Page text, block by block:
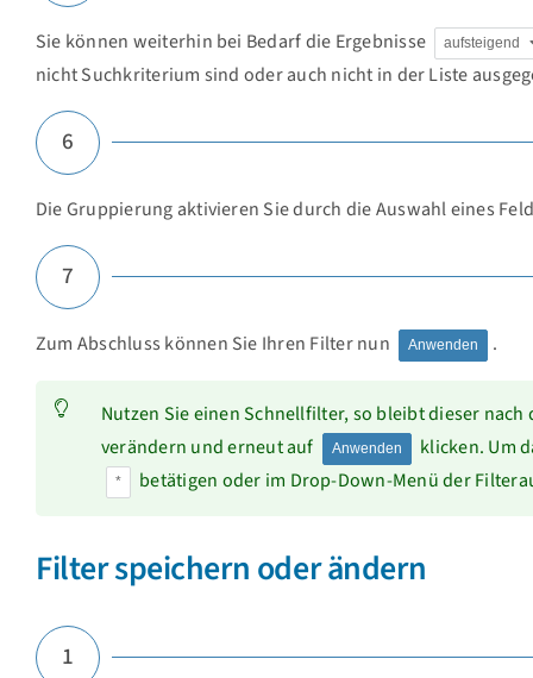
Sie können weiterhin bei Bedarf die Ergebnisse aufsteigend
nicht Suchkriterium sind oder auch nicht in der Liste
6
Die Gruppierung aktivieren Sie durch die Auswahl eines
7
Zum Abschluss können Sie Ihren Filter nun Anwenden .
Nutzen Sie einen Schnellfilter, so bleibt dieser nach
verändern und erneut auf
Anwenden klicken. Um
* betätigen oder im Drop-Down-Menü der
Filter speichern oder ändern
1